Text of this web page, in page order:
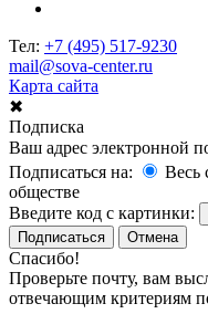
Тел: +7 (495) 517-9230
mail@sova-center.ru
Карта сайта
✖
Подписка
Ваш адрес электронной
Подписаться на:
Весь
обществе
Введите код с картинки:
Подписаться
Отмена
Спасибо!
Проверьте почту, вам
отвечающим критериям